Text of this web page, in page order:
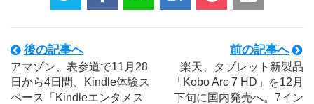
後の記事へ
アマゾン、表参道で11月28
日から4日間、Kindle体験ス
ペース「Kindleエンタメス
前の記事へ
楽天、タブレット新製品
「Kobo Arc 7 HD」を12月
下旬に国内発売へ。7イン